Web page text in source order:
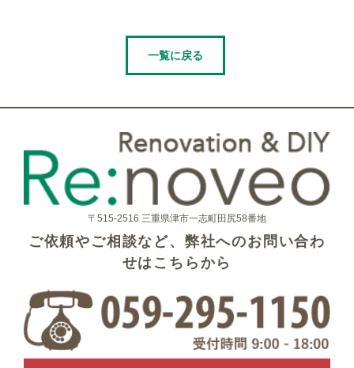
一覧に戻る
〒515-2516 三重県津市一志町田尻58番地
ご依頼やご相談など、弊社へのお問い合わ
せはこちらから